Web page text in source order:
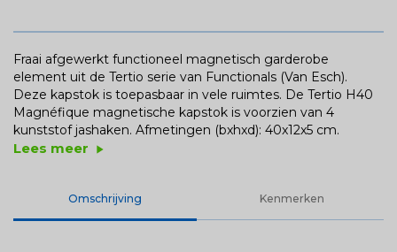
Fraai afgewerkt functioneel magnetisch garderobe
element uit de Tertio serie van Functionals (Van Esch).
Deze kapstok is toepasbaar in vele ruimtes. De Tertio H40
Magnéfique magnetische kapstok is voorzien van 4
kunststof jashaken. Afmetingen (bxhxd): 40x12x5 cm.
Lees meer play_arrow
Omschrijving Kenmerken